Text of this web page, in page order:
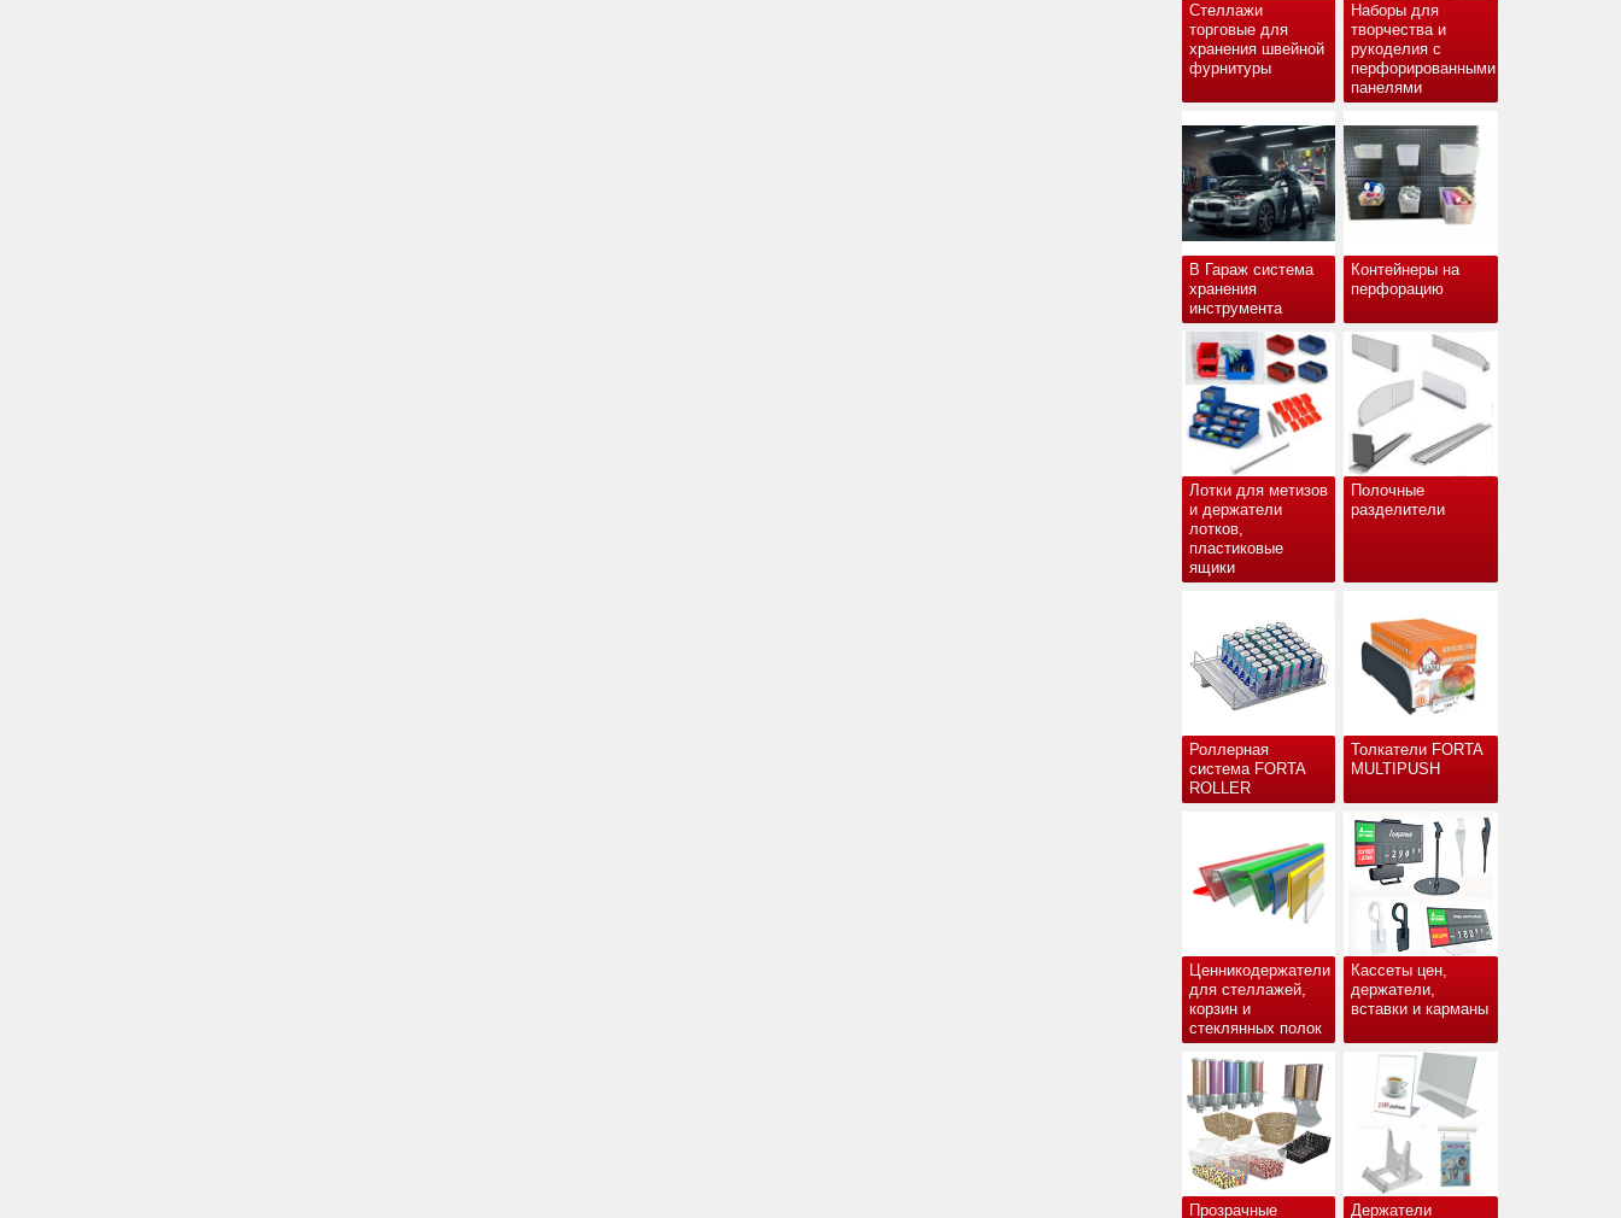
Стеллажи
торговые для
хранения швейной
фурнитуры
Наборы для
творчества и
рукоделия с
перфорированными
панелями
В Гараж система
хранения
инструмента
Контейнеры на
перфорацию
Лотки для метизов
и держатели
лотков,
пластиковые
ящики
Полочные
разделители
Роллерная
система FORTA
ROLLER
Толкатели FORTA
MULTIPUSH
Ценникодержатели
для стеллажей,
корзин и
стеклянных полок
Кассеты цен,
держатели,
вставки и карманы
Прозрачные Держатели